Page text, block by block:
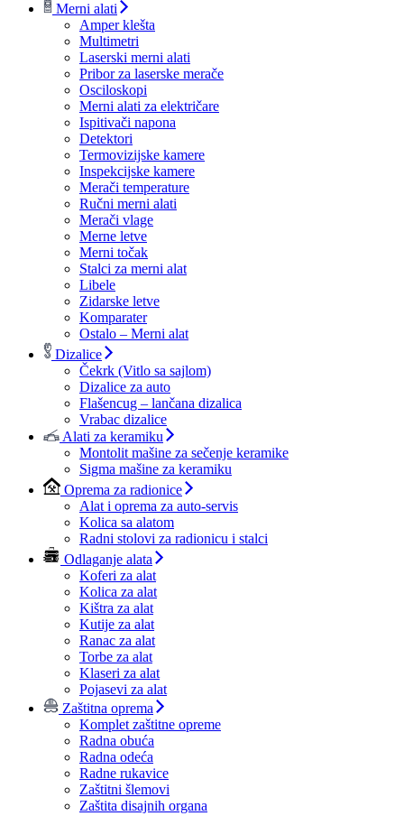
Merni alati
Amper klešta
Multimetri
Laserski merni alati
Pribor za laserske merače
Osciloskopi
Merni alati za električare
Ispitivači napona
Detektori
Termovizijske kamere
Inspekcijske kamere
Merači temperature
Ručni merni alati
Merači vlage
Merne letve
Merni točak
Stalci za merni alat
Libele
Zidarske letve
Komparater
Ostalo – Merni alat
Dizalice
Čekrk (Vitlo sa sajlom)
Dizalice za auto
Flašencug – lančana dizalica
Vrabac dizalice
Alati za keramiku
Montolit mašine za sečenje keramike
Sigma mašine za keramiku
Oprema za radionice
Alat i oprema za auto-servis
Kolica sa alatom
Radni stolovi za radionicu i stalci
Odlaganje alata
Koferi za alat
Kolica za alat
Kištra za alat
Kutije za alat
Ranac za alat
Torbe za alat
Klaseri za alat
Pojasevi za alat
Zaštitna oprema
Komplet zaštitne opreme
Radna obuća
Radna odeća
Radne rukavice
Zaštitni šlemovi
Zaštita disajnih organa